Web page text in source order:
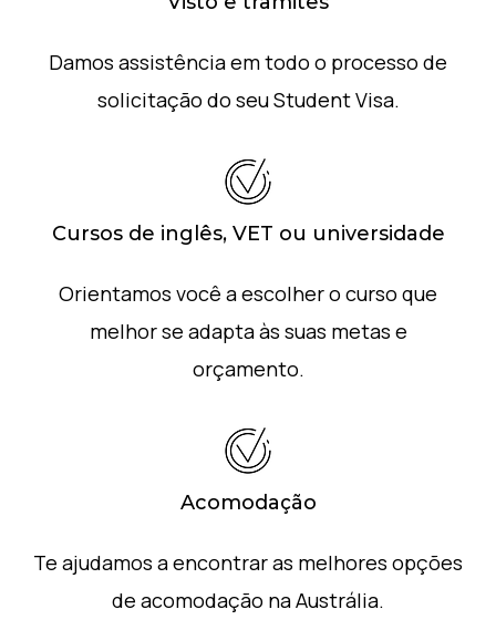
Damos assistência em todo o processo de
solicitação do seu Student Visa.
Cursos de inglês, VET ou universidade
Orientamos você a escolher o curso que
melhor se adapta às suas metas e
orçamento.
Acomodação
Te ajudamos a encontrar as melhores opções
de acomodação na Austrália.